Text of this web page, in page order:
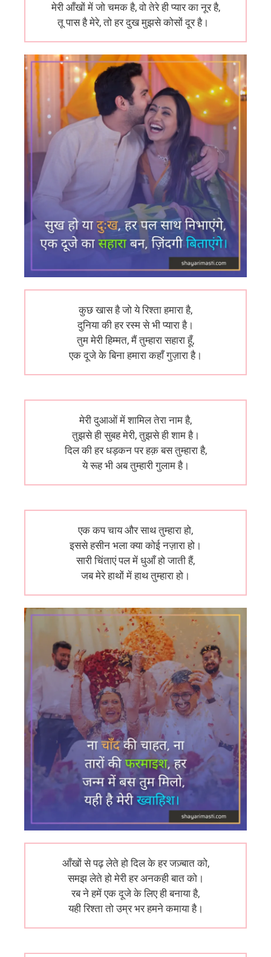
मेरी आँखों में जो चमक है, वो तेरे ही प्यार का नूर है,
तू पास है मेरे, तो हर दुख मुझसे कोसों दूर है।
कुछ खास है जो ये रिश्ता हमारा है,
दुनिया की हर रस्म से भी प्यारा है।
तुम मेरी हिम्मत, मैं तुम्हारा सहारा हूँ,
एक दूजे के बिना हमारा कहाँ गुज़ारा है।
मेरी दुआओं में शामिल तेरा नाम है,
तुझसे ही सुबह मेरी, तुझसे ही शाम है।
दिल की हर धड़कन पर हक़ बस तुम्हारा है,
ये रूह भी अब तुम्हारी गुलाम है।
एक कप चाय और साथ तुम्हारा हो,
इससे हसीन भला क्या कोई नज़ारा हो।
सारी चिंताएं पल में धुआँ हो जाती हैं,
जब मेरे हाथों में हाथ तुम्हारा हो।
आँखों से पढ़ लेते हो दिल के हर जज़्बात को,
समझ लेते हो मेरी हर अनकही बात को।
रब ने हमें एक दूजे के लिए ही बनाया है,
यही रिश्ता तो उम्र भर हमने कमाया है।